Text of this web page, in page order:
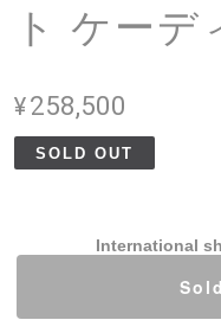
ト ケーデ
¥258,500
SOLD OUT
International